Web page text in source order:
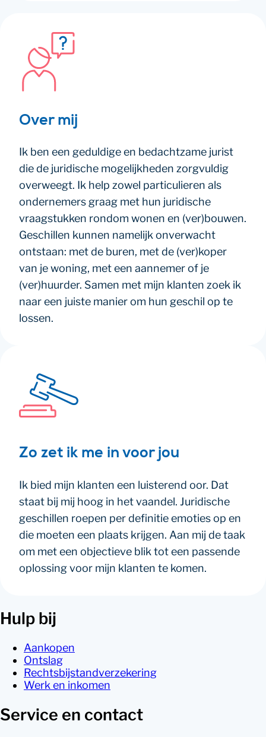
Over mij
Ik ben een geduldige en bedachtzame jurist
die de juridische mogelijkheden zorgvuldig
overweegt. Ik help zowel particulieren als
ondernemers graag met hun juridische
vraagstukken rondom wonen en (ver)bouwen.
Geschillen kunnen namelijk onverwacht
ontstaan: met de buren, met de (ver)koper
van je woning, met een aannemer of je
(ver)huurder. Samen met mijn klanten zoek ik
naar een juiste manier om hun geschil op te
lossen.
Zo zet ik me in voor jou
Ik bied mijn klanten een luisterend oor. Dat
staat bij mij hoog in het vaandel. Juridische
geschillen roepen per definitie emoties op en
die moeten een plaats krijgen. Aan mij de taak
om met een objectieve blik tot een passende
oplossing voor mijn klanten te komen.
Hulp bij
Aankopen
Ontslag
Rechtsbijstandverzekering
Werk en inkomen
Service en contact